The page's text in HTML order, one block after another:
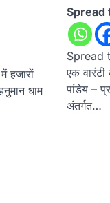
हजारों
धाम
Spread
Spread
एक वारंटी
पांडेय –
अंतर्गत…